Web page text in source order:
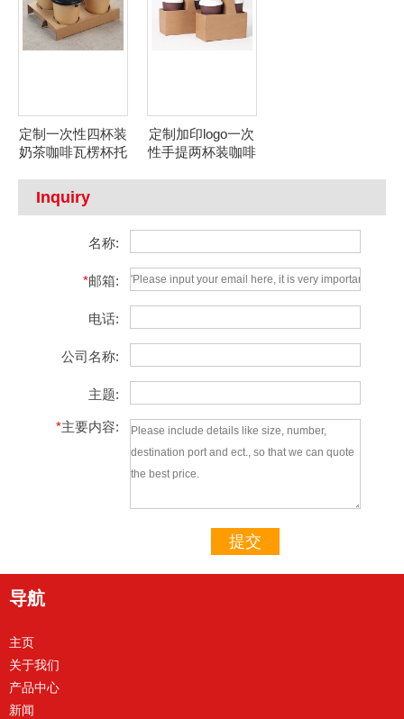
定制一次性四杯装
奶茶咖啡瓦楞杯托
定制加印logo一次
性手提两杯装咖啡
Inquiry
名称:
*邮箱:
电话:
公司名称:
主题:
*主要内容:
提交
导航
主页
关于我们
产品中心
新闻